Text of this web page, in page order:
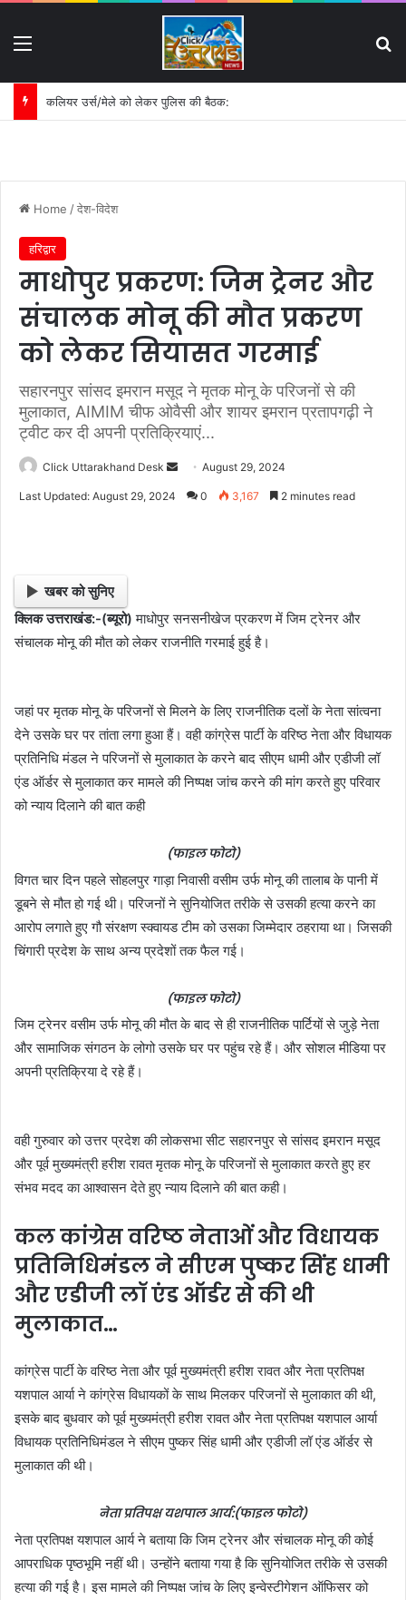
कलियर उर्स/मेले को लेकर पुलिस की बैठक:
Home /देश-विदेश
हरिद्वार
माधोपुर प्रकरण: जिम ट्रेनर और
संचालक मोनू की मौत प्रकरण
को लेकर सियासत गरमाई
सहारनपुर सांसद इमरान मसूद ने मृतक मोनू के परिजनों से की
मुलाकात, AIMIM चीफ ओवैसी और शायर इमरान प्रतापगढ़ी ने
ट्वीट कर दी अपनी प्रतिक्रियाएं...
Click Uttarakhand Desk
m
a
August 29, 2024
Last Updated: August 29, 2024 0 3,167 2 minutes read
खबर को सुनिए
क्लिक उत्तराखंड:-(ब्यूरो) माधोपुर सनसनीखेज प्रकरण में जिम ट्रेनर और
संचालक मोनू की मौत को लेकर राजनीति गरमाई हुई है।
जहां पर मृतक मोनू के परिजनों से मिलने के लिए राजनीतिक दलों के नेता सांत्वना
देने उसके घर पर तांता लगा हुआ हैं। वही कांग्रेस पार्टी के वरिष्ठ नेता और विधायक
प्रतिनिधि मंडल ने परिजनों से मुलाकात के करने बाद सीएम धामी और एडीजी लॉ
एंड ऑर्डर से मुलाकात कर मामले की निष्पक्ष जांच करने की मांग करते हुए परिवार
को न्याय दिलाने की बात कही
(फाइल फोटो)
विगत चार दिन पहले सोहलपुर गाड़ा निवासी वसीम उर्फ मोनू की तालाब के पानी में
डूबने से मौत हो गई थी। परिजनों ने सुनियोजित तरीके से उसकी हत्या करने का
आरोप लगाते हुए गौ संरक्षण स्क्वायड टीम को उसका जिम्मेदार ठहराया था। जिसकी
चिंगारी प्रदेश के साथ अन्य प्रदेशों तक फैल गई।
(फाइल फोटो)
जिम ट्रेनर वसीम उर्फ मोनू की मौत के बाद से ही राजनीतिक पार्टियों से जुड़े नेता
और सामाजिक संगठन के लोगो उसके घर पर पहुंच रहे हैं। और सोशल मीडिया पर
अपनी प्रतिक्रिया दे रहे हैं।
वही गुरुवार को उत्तर प्रदेश की लोकसभा सीट सहारनपुर से सांसद इमरान मसूद
और पूर्व मुख्यमंत्री हरीश रावत मृतक मोनू के परिजनों से मुलाकात करते हुए हर
संभव मदद का आश्वासन देते हुए न्याय दिलाने की बात कही।
कल कांग्रेस वरिष्ठ नेताओं और विधायक
प्रतिनिधिमंडल ने सीएम पुष्कर सिंह धामी
और एडीजी लॉ एंड ऑर्डर से की थी
मुलाकात…
कांग्रेस पार्टी के वरिष्ठ नेता और पूर्व मुख्यमंत्री हरीश रावत और नेता प्रतिपक्ष
यशपाल आर्या ने कांग्रेस विधायकों के साथ मिलकर परिजनों से मुलाकात की थी,
इसके बाद बुधवार को पूर्व मुख्यमंत्री हरीश रावत और नेता प्रतिपक्ष यशपाल आर्या
विधायक प्रतिनिधिमंडल ने सीएम पुष्कर सिंह धामी और एडीजी लॉ एंड ऑर्डर से
मुलाकात की थी।
नेता प्रतिपक्ष यशपाल आर्य:(फाइल फोटो)
नेता प्रतिपक्ष यशपाल आर्य ने बताया कि जिम ट्रेनर और संचालक मोनू की कोई
आपराधिक पृष्ठभूमि नहीं थी। उन्होंने बताया गया है कि सुनियोजित तरीके से उसकी
हत्या की गई है। इस मामले की निष्पक्ष जांच के लिए इन्वेस्टीगेशन ऑफिसर को